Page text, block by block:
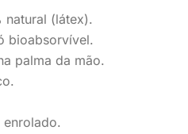
natural (látex).
bioabsorvível.
palma da mão.
enrolado.